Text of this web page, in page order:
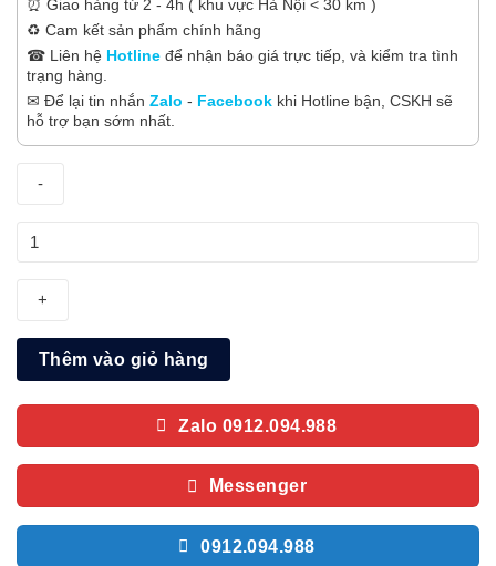
⏰ Giao hàng từ 2 - 4h ( khu vực Hà Nội < 30 km )
♻️ Cam kết sản phẩm chính hãng
☎ Liên hệ Hotline để nhận báo giá trực tiếp, và kiểm tra tình
trạng hàng.
✉ Để lại tin nhắn Zalo - Facebook khi Hotline bận, CSKH sẽ
hỗ trợ bạn sớm nhất.
Smart
RGB
Samsung
4K
85
MRA85R85HA
lượng
Thêm vào giỏ hàng
Zalo 0912.094.988
Messenger
0912.094.988